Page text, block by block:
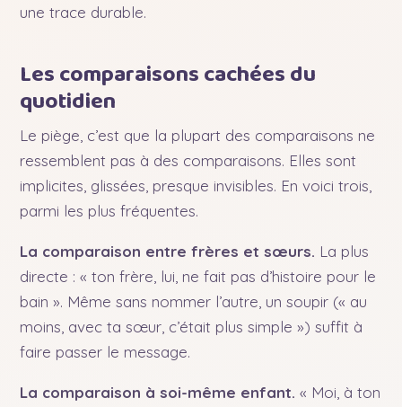
une trace durable.
Les comparaisons cachées du
quotidien
Le piège, c’est que la plupart des comparaisons ne
ressemblent pas à des comparaisons. Elles sont
implicites, glissées, presque invisibles. En voici trois,
parmi les plus fréquentes.
La comparaison entre frères et sœurs. La plus
directe : « ton frère, lui, ne fait pas d’histoire pour le
bain ». Même sans nommer l’autre, un soupir (« au
moins, avec ta sœur, c’était plus simple ») suffit à
faire passer le message.
La comparaison à soi-même enfant. « Moi, à ton